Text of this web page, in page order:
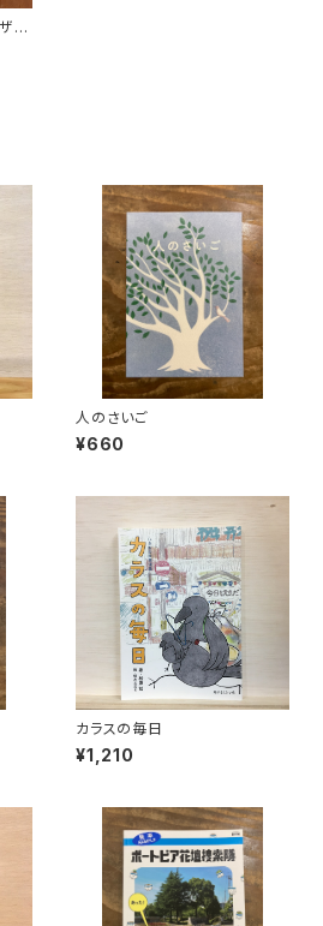
ー
人のさいご
¥660
カラスの毎日
¥1,210